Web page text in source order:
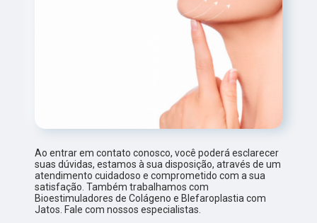
Ao entrar em contato conosco, você poderá esclarecer
suas dúvidas, estamos à sua disposição, através de um
atendimento cuidadoso e comprometido com a sua
satisfação. Também trabalhamos com
Bioestimuladores de Colágeno e Blefaroplastia com
Jatos. Fale com nossos especialistas.